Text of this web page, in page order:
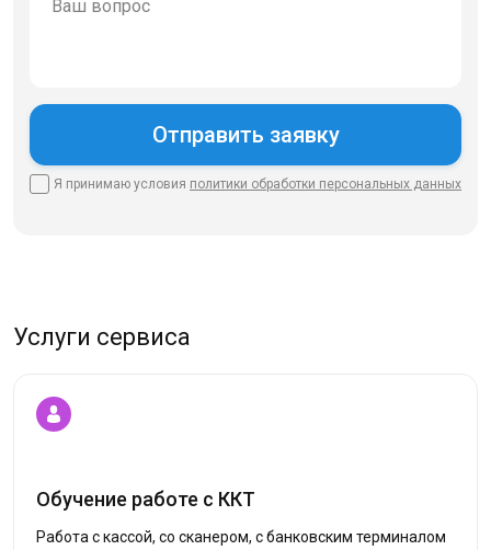
Я принимаю условия политики обработки персональных данных
Услуги сервиса
Обучение работе с ККТ
Работа с кассой, со сканером, с банковским терминалом